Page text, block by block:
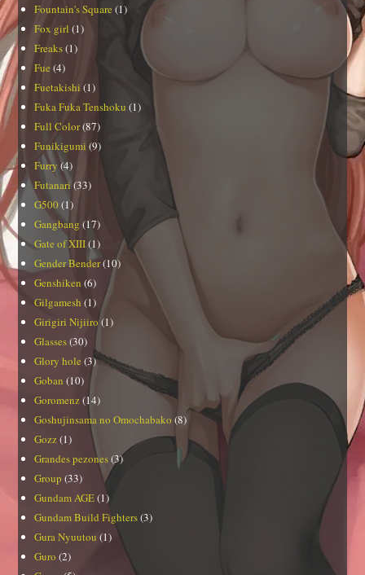
Fountain's Square (1)
Fox girl (1)
Freaks(1)
Fue (4)
Fuetakishi (1)
Fuka Fuka Tenshoku (1)
Full Color(87)
Funikigumi (9)
Furry (4)
Futanari(33)
G500 (1)
Gangbang (17)
Gate of XIII(1)
Gender Bender(10)
Genshiken (6)
Gilgamesh (1)
Girigiri Nijiiro(1)
Glasses(30)
Glory hole (3)
Goban (10)
Goromenz(14)
Goshujinsama no Omochabako (8)
Gozz(1)
Grandes pezones(3)
Group (33)
Gundam AGE(1)
Gundam Build Fighters(3)
Gura Nyuutou (1)
Guro (2)